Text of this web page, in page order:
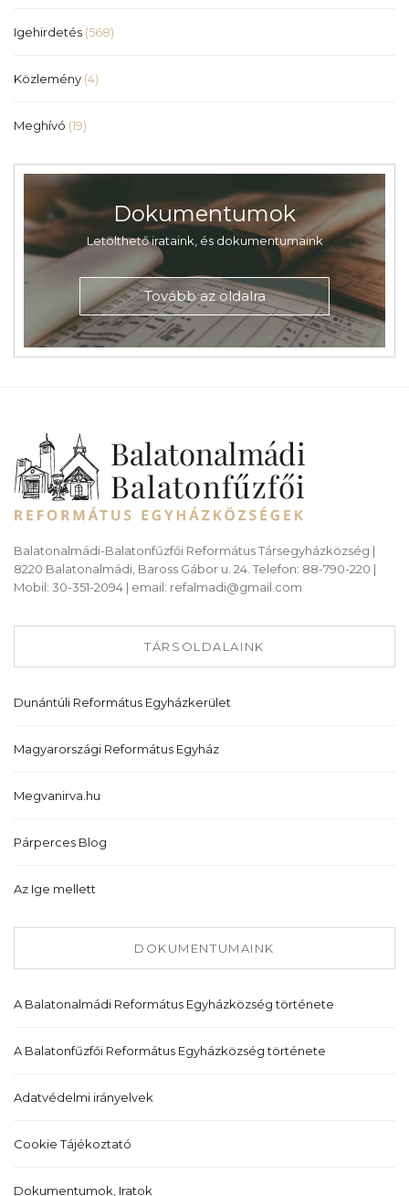
Igehirdetés (568)
Közlemény (4)
Meghívó (19)
Dokumentumok
Letölthető irataink, és dokumentumaink
Tovább az oldalra
Balatonalmádi-Balatonfűzfői Református Társegyházközség |
8220 Balatonalmádi, Baross Gábor u. 24. Telefon: 88-790-220 |
Mobil: 30-351-2094 | email: refalmadi@gmail.com
TÁRSOLDALAINK
Dunántúli Református Egyházkerület
Magyarországi Református Egyház
Megvanirva.hu
Párperces Blog
Az Ige mellett
DOKUMENTUMAINK
A Balatonalmádi Református Egyházközség története
A Balatonfűzfői Református Egyházközség története
Adatvédelmi irányelvek
Cookie Tájékoztató
Dokumentumok, Iratok